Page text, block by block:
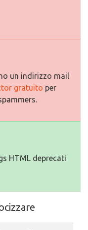
un indirizzo mail
gratuito per
HTML deprecati